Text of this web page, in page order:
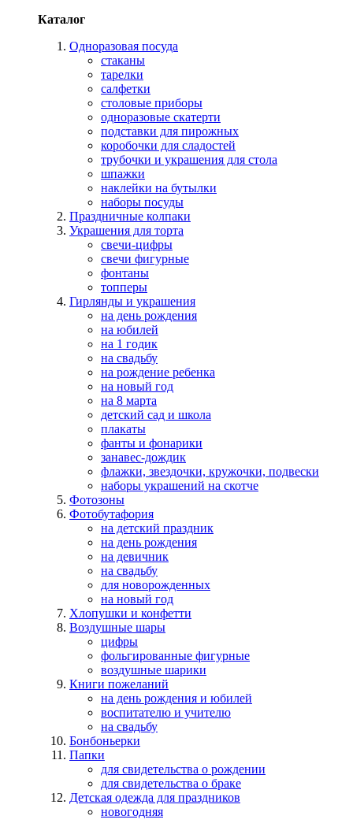
Каталог
Одноразовая посуда
стаканы
тарелки
салфетки
столовые приборы
одноразовые скатерти
подставки для пирожных
коробочки для сладостей
трубочки и украшения для стола
шпажки
наклейки на бутылки
наборы посуды
Праздничные колпаки
Украшения для торта
свечи-цифры
свечи фигурные
фонтаны
топперы
Гирлянды и украшения
на день рождения
на юбилей
на 1 годик
на свадьбу
на рождение ребенка
на новый год
на 8 марта
детский сад и школа
плакаты
фанты и фонарики
занавес-дождик
флажки, звездочки, кружочки, подвески
наборы украшений на скотче
Фотозоны
Фотобутафория
на детский праздник
на день рождения
на девичник
на свадьбу
для новорожденных
на новый год
Хлопушки и конфетти
Воздушные шары
цифры
фольгированные фигурные
воздушные шарики
Книги пожеланий
на день рождения и юбилей
воспитателю и учителю
на свадьбу
Бонбоньерки
Папки
для свидетельства о рождении
для свидетельства о браке
Детская одежда для праздников
новогодняя